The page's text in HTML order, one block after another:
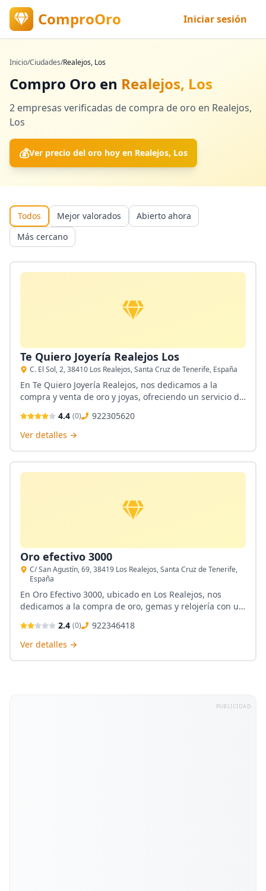
ComproOro Iniciar sesión
Inicio/Ciudades/Realejos, Los
Compro Oro en Realejos, Los
2 empresas verificadas de compra de oro en Realejos,
Los
💰Ver precio del oro hoy en Realejos, Los
Todos Mejor valorados
Abierto ahora
Más cercano
Te Quiero Joyería Realejos Los
C. El Sol, 2, 38410 Los Realejos, Santa Cruz de Tenerife, España
En Te Quiero Joyería Realejos, nos dedicamos a la
compra y venta de oro y joyas, ofreciendo un servicio de
garantiza la mejor atención en la creación y reparación
de piezas únicas. Además, facilitamos el servicio de
4.4 (0)
922305620
Ver detalles →
Oro efectivo 3000
C/ San Agustín, 69, 38419 Los Realejos, Santa Cruz de Tenerife,
España
En Oro Efectivo 3000, ubicado en Los Realejos, nos
dedicamos a la compra de oro, gemas y relojería con un
ofrecer un servicio transparente y justo, garantizando la
mejor valoración para tus objetos de valor. Valoramos tu
2.4 (0)
922346418
Ver detalles →
PUBLICIDAD